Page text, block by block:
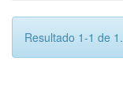
Resultado 1-1 de 1.